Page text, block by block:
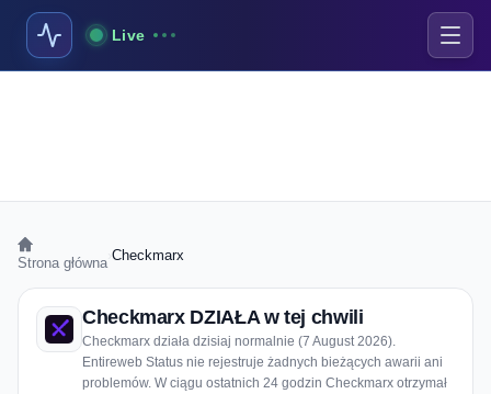
Live
Strona główna Checkmarx
Checkmarx DZIAŁA w tej chwili
Checkmarx działa dzisiaj normalnie (7 August 2026).
Entireweb Status nie rejestruje żadnych bieżących awarii ani
problemów. W ciągu ostatnich 24 godzin Checkmarx otrzymał